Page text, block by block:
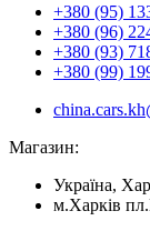
+380 (95)
+380 (96)
+380 (93)
+380 (99)
Магазин:
Україна,
м.Харків